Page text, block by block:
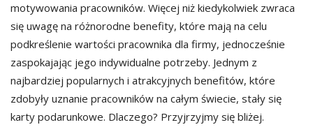
motywowania pracowników. Więcej niż kiedykolwiek zwraca
się uwagę na różnorodne benefity, które mają na celu
podkreślenie wartości pracownika dla firmy, jednocześnie
zaspokajając jego indywidualne potrzeby. Jednym z
najbardziej popularnych i atrakcyjnych benefitów, które
zdobyły uznanie pracowników na całym świecie, stały się
karty podarunkowe. Dlaczego? Przyjrzyjmy się bliżej.